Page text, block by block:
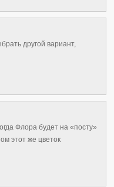
другой вариант,
Флора будет на «посту»
этот же цветок